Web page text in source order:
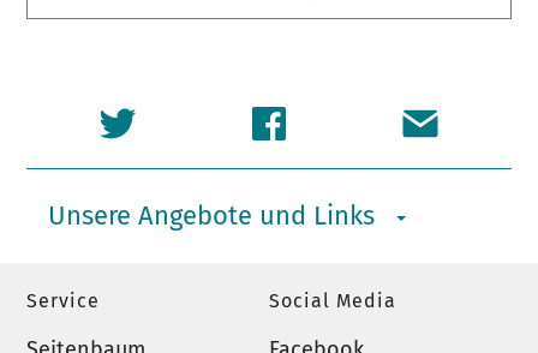
Unsere Angebote und Links
Service Social Media